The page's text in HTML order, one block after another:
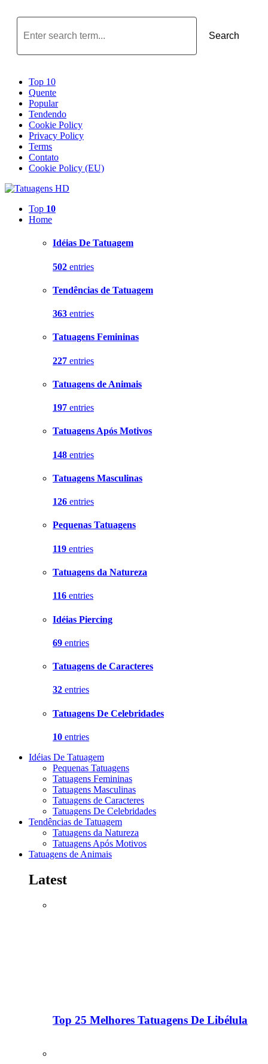
Search
Top 10
Quente
Popular
Tendendo
Cookie Policy
Privacy Policy
Terms
Contato
Cookie Policy (EU)
Top 10
Home
Idéias De Tatuagem
502 entries
Tendências de Tatuagem
363 entries
Tatuagens Femininas
227 entries
Tatuagens de Animais
197 entries
Tatuagens Após Motivos
148 entries
Tatuagens Masculinas
126 entries
Pequenas Tatuagens
119 entries
Tatuagens da Natureza
116 entries
Idéias Piercing
69 entries
Tatuagens de Caracteres
32 entries
Tatuagens De Celebridades
10 entries
Idéias De Tatuagem
Pequenas Tatuagens
Tatuagens Femininas
Tatuagens Masculinas
Tatuagens de Caracteres
Tatuagens De Celebridades
Tendências de Tatuagem
Tatuagens da Natureza
Tatuagens Após Motivos
Tatuagens de Animais
Latest
Top 25 Melhores Tatuagens De Libélula